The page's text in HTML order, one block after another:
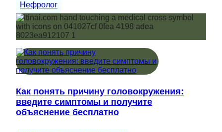
Нефролог
Как понять причину головокружения:
введите симптомы и получите
объяснение бесплатно